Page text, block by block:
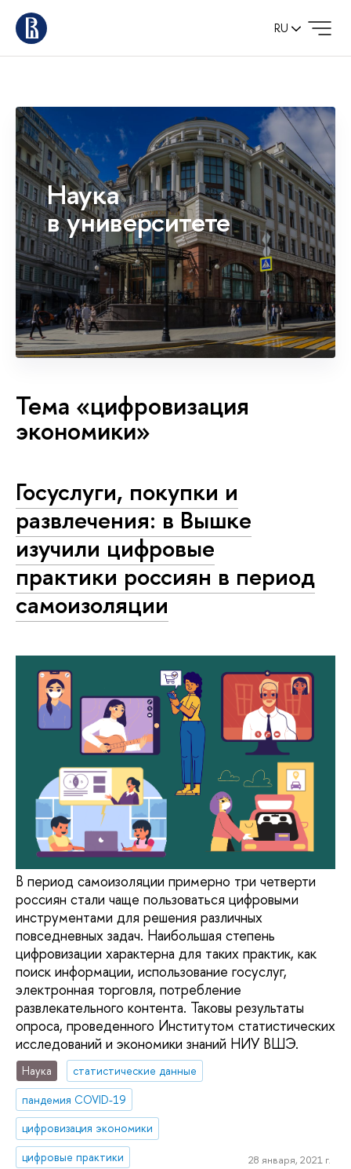
RU
Наука
в университете
Тема «цифровизация
экономики»
Госуслуги, покупки и
развлечения: в Вышке
изучили цифровые
практики россиян в период
самоизоляции
В период самоизоляции примерно три четверти
россиян стали чаще пользоваться цифровыми
инструментами для решения различных
повседневных задач. Наибольшая степень
цифровизации характерна для таких практик, как
поиск информации, использование госуслуг,
электронная торговля, потребление
развлекательного контента. Таковы результаты
опроса, проведенного Институтом статистических
исследований и экономики знаний НИУ ВШЭ.
Наука
статистические данные
пандемия COVID-19
цифровизация экономики
цифровые практики
28 января, 2021 г.